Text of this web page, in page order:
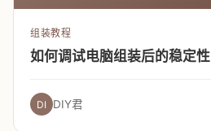
组装教程
如何调试电脑组装后的稳定性
DI DIY君